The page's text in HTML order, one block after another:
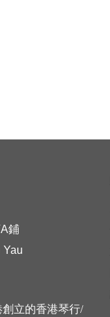
鋪
Yau
創立的香港琴行/